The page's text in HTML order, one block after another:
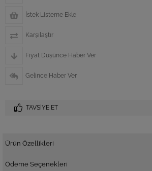
İstek Listeme Ekle
Karşılaştır
Fiyat Düşünce Haber Ver
Gelince Haber Ver
TAVSIYE ET
Ürün Özellikleri
Ödeme Seçenekleri